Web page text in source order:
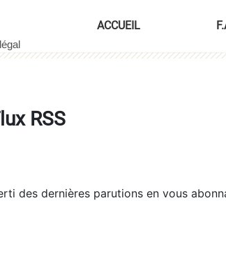
ACCUEIL
RSS
des dernières parutions en vous